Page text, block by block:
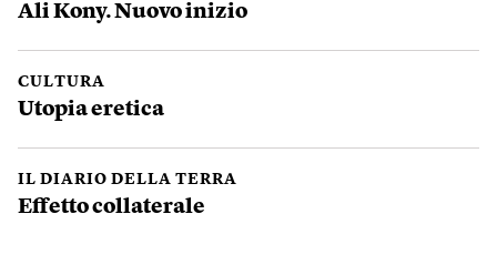
Ali Kony. Nuovo inizio
CULTURA
Utopia eretica
IL DIARIO DELLA TERRA
Effetto collaterale